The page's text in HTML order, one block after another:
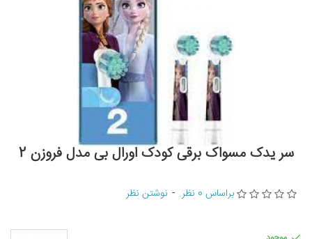
سر یدک مسواک برقی کودک اورال بی مدل فروزن 2
براساس 0 نظر. - نوشتن نظر